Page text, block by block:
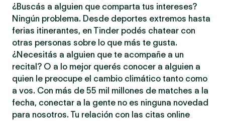
¿Buscás a alguien que comparta tus intereses?
Ningún problema. Desde deportes extremos hasta
ferias itinerantes, en Tinder podés chatear con
otras personas sobre lo que más te gusta.
¿Necesitás a alguien que te acompañe a un
recital? O a lo mejor querés conocer a alguien a
quien le preocupe el cambio climático tanto como
a vos. Con más de 55 mil millones de matches a la
fecha, conectar a la gente no es ninguna novedad
para nosotros. Tu relación con las citas online